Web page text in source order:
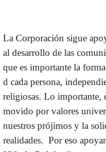
La Corporación sigue
al desarrollo de las
que es importante la
d cada persona,
religiosas. Lo importante,
movido por valores
nuestros prójimos y la
realidades. Por eso